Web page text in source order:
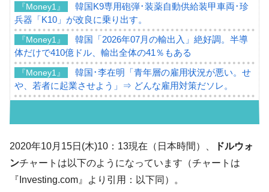
『Money1』
韓国K9専用砲弾･装薬自動供給装甲車両･珍
兵器「K10」が改良に乗り出す。
『Money1』
韓国「2026年07月の輸出入」絶好調。半導
体だけで410億ドル、輸出全体の41％もある
『Money1』
韓国･李在明「青年層の雇用状況が悪い。せ
や、若者に起業させよう」⇒ どんな雇用対策だソレ。
韓国「ここは北朝鮮なのか。選管がサーバ
ーにウソのデータを入力したのは明白だ」
言。
2020年10月15日(木)10：13現在（日本時間）、
ドルウォ
ンチャートは以下のようになっています（チャートは
『Investing.com』より引用：以下同）。